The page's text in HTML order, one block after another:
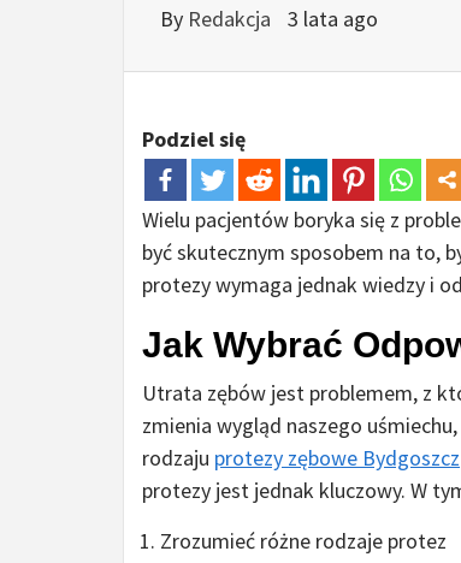
By Redakcja 3 lata ago
Podziel się
Wielu pacjentów boryka się z
być skutecznym sposobem na to,
protezy wymaga jednak wiedzy i
Jak Wybrać
Utrata zębów jest problemem, z
zmienia wygląd naszego
rodzaju protezy zębowe Bydgoszcz
protezy jest jednak kluczowy. W
Zrozumieć różne rodzaje protez